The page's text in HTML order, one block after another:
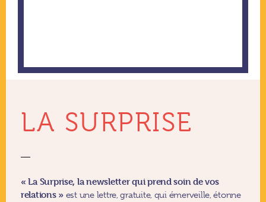
LA SURPRISE
« La Surprise, la newsletter qui prend soin de vos
relations » est une lettre, gratuite, qui émerveille, étonne